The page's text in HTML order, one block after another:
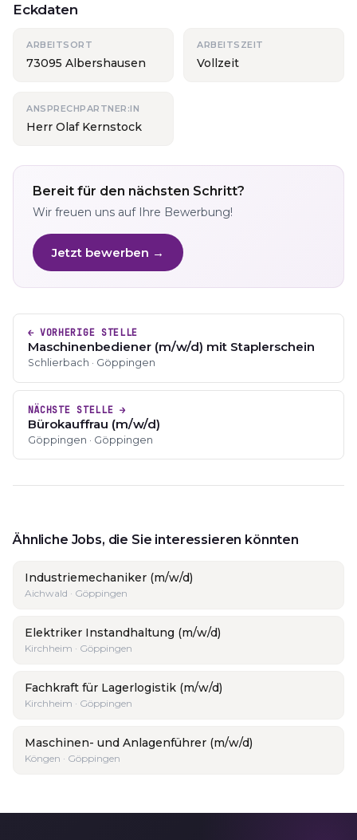
Eckdaten
ARBEITSORT
73095 Albershausen
ARBEITSZEIT
Vollzeit
ANSPRECHPARTNER:IN
Herr Olaf Kernstock
Bereit für den nächsten Schritt?
Wir freuen uns auf Ihre Bewerbung!
Jetzt bewerben →
← VORHERIGE STELLE
Maschinenbediener (m/w/d) mit Staplerschein
Schlierbach · Göppingen
NÄCHSTE STELLE →
Bürokauffrau (m/w/d)
Göppingen · Göppingen
Ähnliche Jobs, die Sie interessieren könnten
Industriemechaniker (m/w/d)
Aichwald · Göppingen
Elektriker Instandhaltung (m/w/d)
Kirchheim · Göppingen
Fachkraft für Lagerlogistik (m/w/d)
Kirchheim · Göppingen
Maschinen- und Anlagenführer (m/w/d)
Köngen · Göppingen